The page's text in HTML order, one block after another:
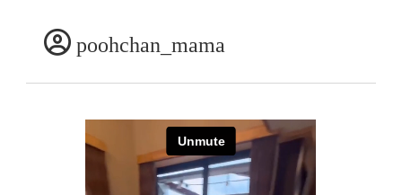
poohchan_mama